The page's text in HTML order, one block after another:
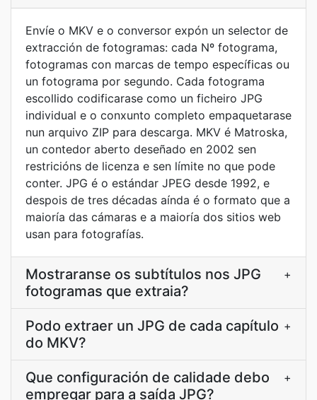
Envíe o MKV e o conversor expón un selector de
extracción de fotogramas: cada Nº fotograma,
fotogramas con marcas de tempo específicas ou
un fotograma por segundo. Cada fotograma
escollido codificarase como un ficheiro JPG
individual e o conxunto completo empaquetarase
nun arquivo ZIP para descarga. MKV é Matroska,
un contedor aberto deseñado en 2002 sen
restricións de licenza e sen límite no que pode
conter. JPG é o estándar JPEG desde 1992, e
despois de tres décadas aínda é o formato que a
maioría das cámaras e a maioría dos sitios web
usan para fotografías.
Mostraranse os subtítulos nos JPG
fotogramas que extraia?
+
Podo extraer un JPG de cada capítulo
do MKV?
+
Que configuración de calidade debo
empregar para a saída JPG?
+